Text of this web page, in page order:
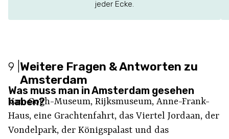
jeder Ecke.
9 Weitere Fragen & Antworten zu
Amsterdam
Was muss man in Amsterdam gesehen
haben?
Van-Gogh-Museum, Rijksmuseum, Anne-Frank-
Haus, eine Grachtenfahrt, das Viertel Jordaan, der
Vondelpark, der Königspalast und das